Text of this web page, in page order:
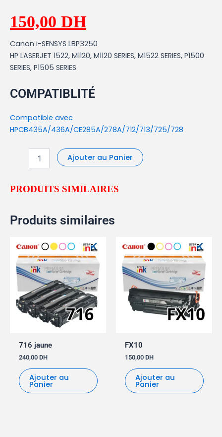
150,00 DH
Canon i-SENSYS LBP3250
HP LASERJET 1522, M1120, M1120 SERIES, M1522 SERIES, P1500
SERIES, P1505 SERIES
COMPATIBLITÉ
Compatible avec
HPCB435A/436A/CE285A/278A/712/713/725/728
Ajouter au Panier
PRODUITS SIMILAIRES
Produits similaires
716 jaune
240,00 DH
Ajouter au
Panier
FX10
150,00 DH
Ajouter au
Panier